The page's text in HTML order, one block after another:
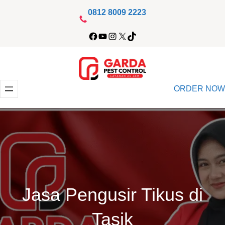
0812 8009 2223
Facebook YouTube Instagram X TikTok
ORDER NOW
Jasa Pengusir Tikus di
Tasik